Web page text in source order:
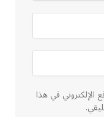
الإلكتروني في هذا